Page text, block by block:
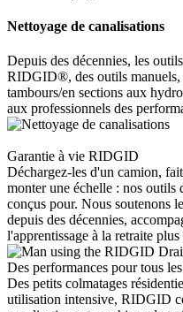
Nettoyage de canalisations
Depuis des décennies, les
RIDGID®, des outils manuels,
tambours/en sections aux
aux professionnels des
Garantie à vie RIDGID
Déchargez-les d'un camion,
monter une échelle : nos outils
conçus pour. Nous soutenons
depuis des décennies,
l'apprentissage à la retraite
Des performances pour tous
Des petits colmatages
utilisation intensive, RIDGID